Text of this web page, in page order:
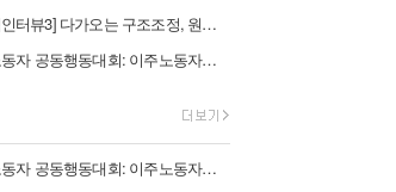
[원청교섭투쟁 기획인터뷰3] 다가오는 구조조정, 원청책임 부품·서열노동자…
7월 5일 전국이주노동자 공동행동대회: 이주노동자들이 노동조합 가입을 선…
7월 5일 전국이주노동자 공동행동대회: 이주노동자들이 노동조합 가입을 선…